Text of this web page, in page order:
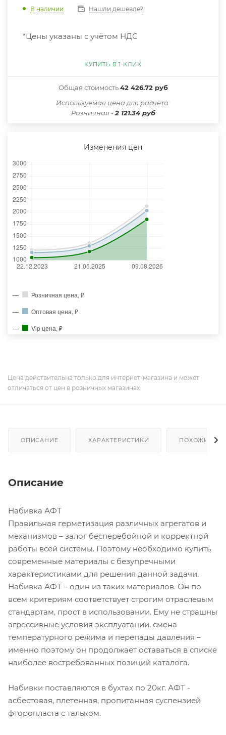
В наличии Нашли дешевле?
*Цены указаны с учётом НДС
КУПИТЬ В 1 КЛИК
Общая стоимость42 426.72 руб
Иcпользуемая цена для расчёта:
Розничная -2 121.34 руб
Изменения цен
Розничная цена, ₽
Оптовая цена, ₽
Vip цена, ₽
Цена действительна только для интернет-магазина и может
отличаться от цен в розничных магазинах
ОПИСАНИЕ ХАРАКТЕРИСТИКИ ПОХОЖИЕ
Описание
Набивка АФТ
Правильная герметизация различных агрегатов и
механизмов – залог бесперебойной и корректной
работы всей системы. Поэтому необходимо купить
современные материалы с безупречными
характеристиками для решения данной задачи.
Набивка АФТ – один из таких материалов. Он по
всем критериям соответствует строгим отраслевым
стандартам, прост в использовании. Ему не страшны
агрессивные условия эксплуатации, смена
температурного режима и перепады давления –
именно поэтому он продолжает оставаться в списке
наиболее востребованных позиций каталога.
Набивки поставляются в бухтах по 20кг. АФТ -
асбестовая, плетенная, пропитанная суспензией
фторопласта с тальком.